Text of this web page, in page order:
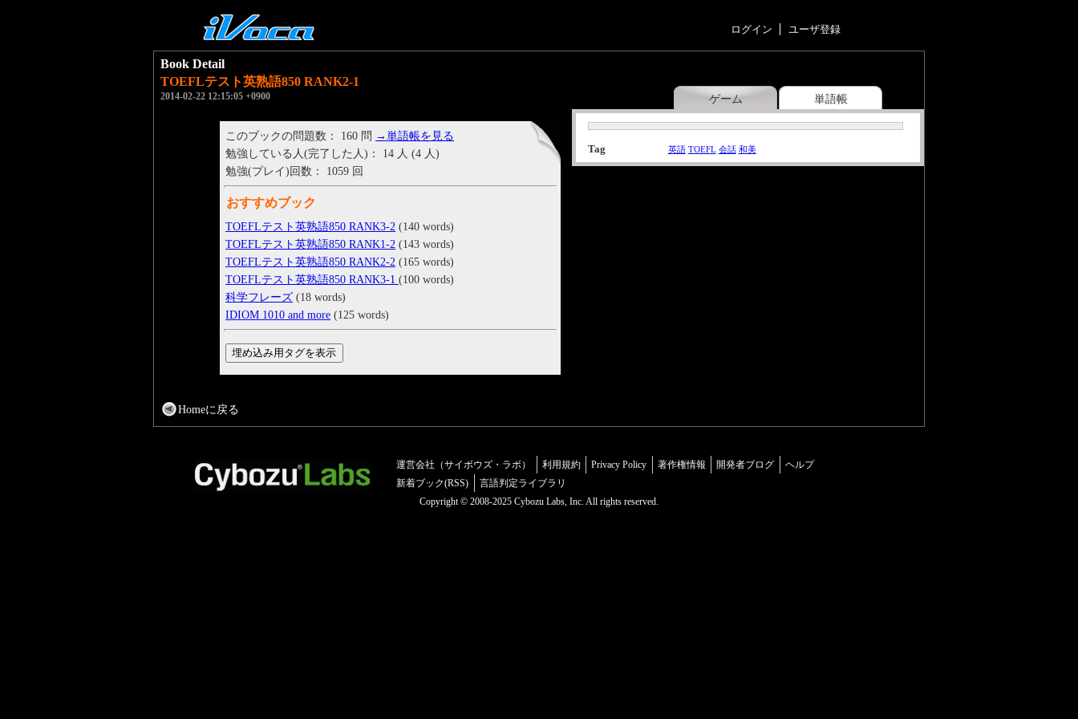
ログイン ユーザ登録
ゲーム 単語帳
Book Detail
TOEFLテスト英熟語850 RANK2-1
2014-02-22 12:15:05 +0900
Tag 英語 TOEFL 会話 和美
このブックの問題数： 160 問 →単語帳を見る
勉強している人(完了した人)： 14 人 (4 人)
勉強(プレイ)回数： 1059 回
おすすめブック
TOEFLテスト英熟語850 RANK3-2 (140 words)
TOEFLテスト英熟語850 RANK1-2 (143 words)
TOEFLテスト英熟語850 RANK2-2 (165 words)
TOEFLテスト英熟語850 RANK3-1(100 words)
科学フレーズ (18 words)
IDIOM 1010 and more (125 words)
Homeに戻る
運営会社（サイボウズ・ラボ） 利用規約 Privacy Policy 著作権情報 開発者ブログ
ヘルプ
新着ブック(RSS)
言語判定ライブラリ
Copyright © 2008-2025 Cybozu Labs, Inc. All rights reserved.